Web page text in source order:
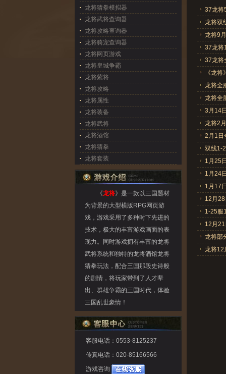
37龙将
龙将双
龙将9
37龙将
37龙将
《龙
龙将全
龙将全
3月14
龙将2
2月1日
双线1-
1月25
1月24
1月17
12月
1-25服
12月
龙将部
龙将12
龙将猜拳模拟器
龙将武将查询器
龙将攻略查询器
龙将骑宠查询器
龙将网页游戏
龙将皇城争霸
龙将紫将
龙将攻略
龙将属性
龙将装备
龙将武将
龙将酒馆
龙将猜拳
龙将套装
《龙将》是一款以三国题材
为背景的大型横版RPG网页游
戏，游戏采用了多种时下先进的
技术，极大的丰富游戏画面的表
现力。同时游戏拥有丰富的龙将
武将系统和独特的龙将酒馆龙将
猜拳玩法，配合三国那段史诗般
的剧情，将玩家带到了人才辈
出、群雄争霸的三国时代，体验
三国乱世豪情！
客服电话：0553-8125237
传真电话：020-85166566
游戏咨询